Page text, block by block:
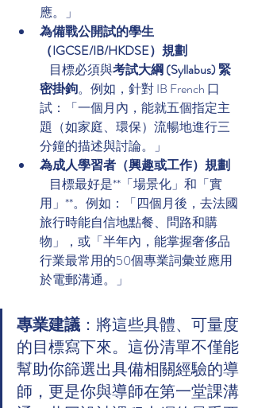
應。」
為備戰公開試的學生
（IGCSE/IB/HKDSE）規劃
    目標必須與
考試大綱 (Syllabus) 緊
密掛鉤。例如，針對 IB French 口
試：「一個月內，能就五個指定主
題（如家庭、環保）流暢地進行三
分鐘的描述與討論。」
為成人學習者（興趣或工作）規劃
用」**。例如：「四個月後，去法國
旅行時能自信地點餐、問路和購
物」，或「半年內，能掌握奢侈品
行業最常用的50個專業詞彙並應用
於電郵溝通。」
專業建議 ：將這些具體、可量度
的目標寫下來。這份清單不僅能
幫助你篩選出具備相關經驗的導
師，更是你與導師在第一堂課溝